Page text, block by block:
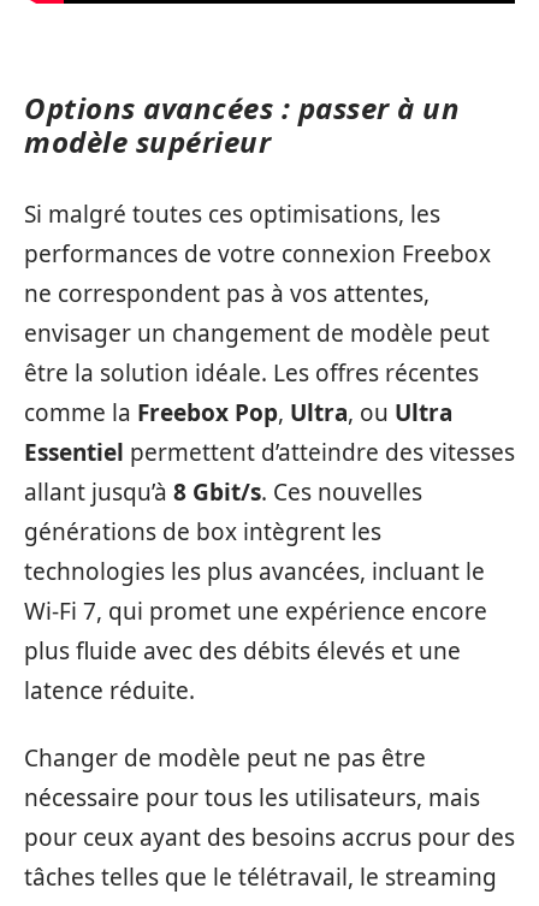
Options avancées : passer à un
modèle supérieur
Si malgré toutes ces optimisations, les
performances de votre connexion Freebox
ne correspondent pas à vos attentes,
envisager un changement de modèle peut
être la solution idéale. Les offres récentes
comme la Freebox Pop, Ultra, ou Ultra
Essentiel permettent d’atteindre des vitesses
allant jusqu’à 8 Gbit/s. Ces nouvelles
générations de box intègrent les
technologies les plus avancées, incluant le
Wi-Fi 7, qui promet une expérience encore
plus fluide avec des débits élevés et une
latence réduite.
Changer de modèle peut ne pas être
nécessaire pour tous les utilisateurs, mais
pour ceux ayant des besoins accrus pour des
tâches telles que le télétravail, le streaming